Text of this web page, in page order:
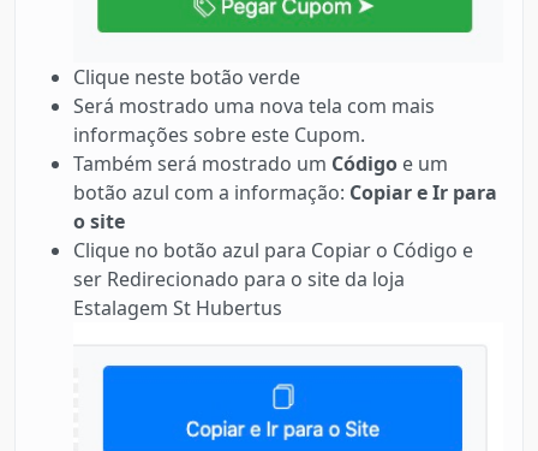
Clique neste botão verde
Será mostrado uma nova tela com mais
informações sobre este Cupom.
Também será mostrado um Código e um
botão azul com a informação: Copiar e Ir para
o site
Clique no botão azul para Copiar o Código e
ser Redirecionado para o site da loja
Estalagem St Hubertus